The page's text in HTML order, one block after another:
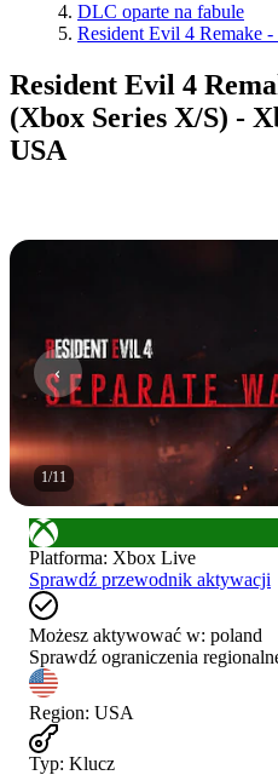
DLC oparte na fabule
Resident Evil 4 Remake -
Resident Evil 4
(Xbox Series X/S) -
USA
1/11
Platforma: Xbox Live
Sprawdź przewodnik aktywacji
Możesz aktywować w: poland
Sprawdź ograniczenia
Region: USA
Typ: Klucz